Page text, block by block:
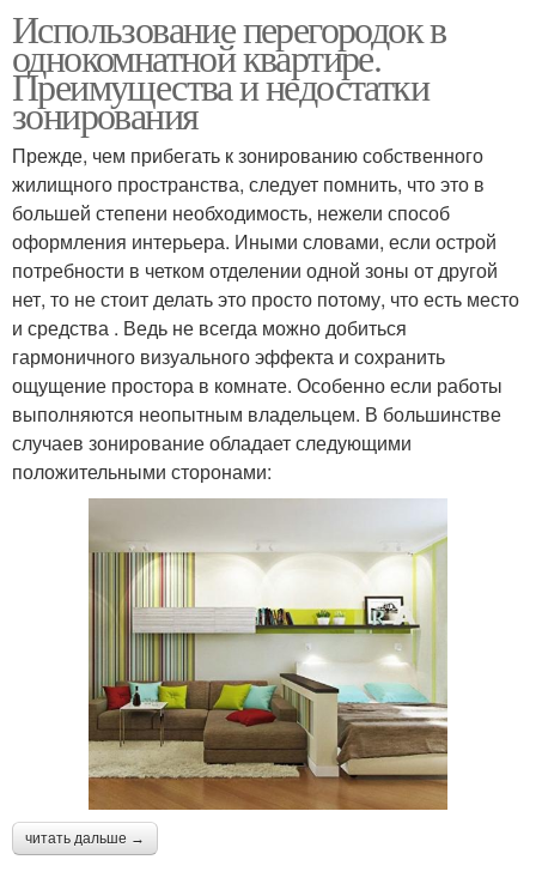
Использование перегородок в
однокомнатной квартире.
Преимущества и недостатки
зонирования
Прежде, чем прибегать к зонированию собственного
жилищного пространства, следует помнить, что это в
большей степени необходимость, нежели способ
оформления интерьера. Иными словами, если острой
потребности в четком отделении одной зоны от другой
нет, то не стоит делать это просто потому, что есть место
и средства . Ведь не всегда можно добиться
гармоничного визуального эффекта и сохранить
ощущение простора в комнате. Особенно если работы
выполняются неопытным владельцем. В большинстве
случаев зонирование обладает следующими
положительными сторонами:
читать дальше →